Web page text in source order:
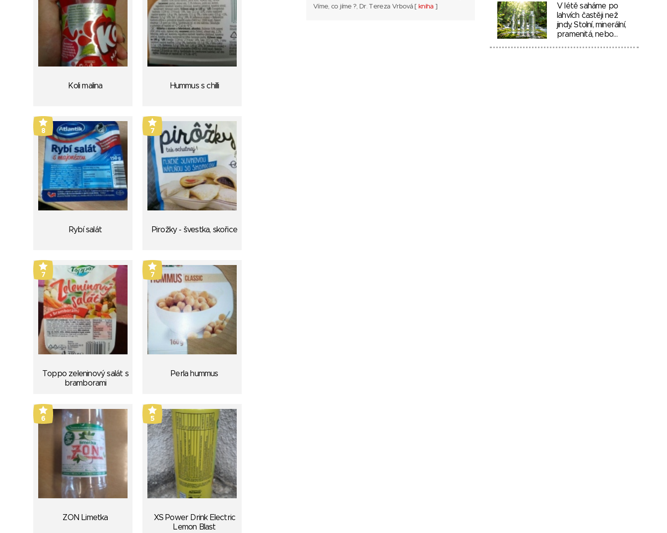
Víme, co jíme ?, Dr. Tereza Vrbová [ kniha ]
Koli malina Hummus s chilli
8
Rybí salát
7
Pirožky - švestka, skořice
7
Toppo zeleninový salát s
bramborami
7
Perla hummus
6
ZON Limetka
5
XS Power Drink Electric
Lemon Blast
V létě saháme po
lahvích častěji než
jindy. Stolní, minerální,
pramenitá, nebo…